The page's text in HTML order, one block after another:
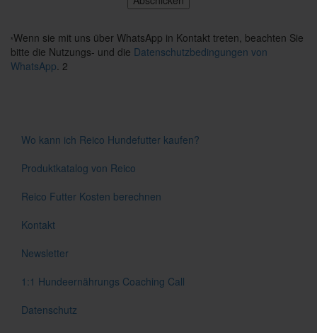
*Wenn sie mit uns über WhatsApp in Kontakt treten, beachten Sie
bitte die Nutzungs- und die Datenschutzbedingungen von
WhatsApp. 2
Wo kann ich Reico Hundefutter kaufen?
Produktkatalog von Reico
Reico Futter Kosten berechnen
Kontakt
Newsletter
1:1 Hundeernährungs Coaching Call
Datenschutz